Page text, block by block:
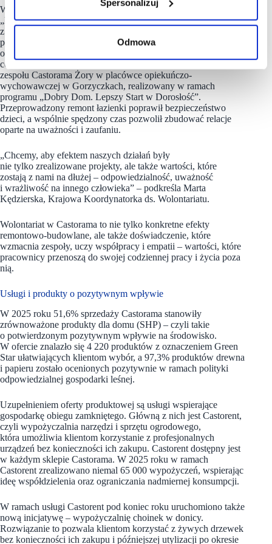
Spersonalizuj
Odmowa
W 2025 roku Fundacja Castorama uruchomiła nowy program
„Dobry Dom. Lepszy Start”, skierowany do dzieci i młodzieży
z pieczy zastępczej. Inicjatywa łączy działania wolontariackie
pracowników Castorama z długofalowym wsparciem placówek
opiekuńczo-wychowawczych, odpowiadając na ich realne,
codzienne potrzeby. Jednym z takich działań był projekt
zespołu Castorama Żory w placówce opiekuńczo-
wychowawczej w Gorzyczkach, realizowany w ramach
programu „Dobry Dom. Lepszy Start w Dorosłość”.
Przeprowadzony remont łazienki poprawił bezpieczeństwo
dzieci, a wspólnie spędzony czas pozwolił zbudować relacje
oparte na uważności i zaufaniu.
„Chcemy, aby efektem naszych działań były
nie tylko zrealizowane projekty, ale także wartości, które
zostają z nami na dłużej – odpowiedzialność, uważność
i wrażliwość na innego człowieka” – podkreśla Marta
Kędzierska, Krajowa Koordynatorka ds. Wolontariatu.
Wolontariat w Castorama to nie tylko konkretne efekty
remontowo-budowlane, ale także doświadczenie, które
wzmacnia zespoły, uczy współpracy i empatii – wartości, które
pracownicy przenoszą do swojej codziennej pracy i życia poza
nią.
Usługi i produkty o pozytywnym wpływie
W 2025 roku 51,6% sprzedaży Castorama stanowiły
zrównoważone produkty dla domu (SHP) – czyli takie
o potwierdzonym pozytywnym wpływie na środowisko.
W ofercie znalazło się 4 220 produktów z oznaczeniem Green
Star ułatwiających klientom wybór, a 97,3% produktów drewna
i papieru zostało ocenionych pozytywnie w ramach polityki
odpowiedzialnej gospodarki leśnej.
Uzupełnieniem oferty produktowej są usługi wspierające
gospodarkę obiegu zamkniętego. Główną z nich jest Castorent,
czyli wypożyczalnia narzędzi i sprzętu ogrodowego,
która umożliwia klientom korzystanie z profesjonalnych
urządzeń bez konieczności ich zakupu. Castorent dostępny jest
w każdym sklepie Castorama. W 2025 roku w ramach
Castorent zrealizowano niemal 65 000 wypożyczeń, wspierając
ideę współdzielenia oraz ograniczania nadmiernej konsumpcji.
W ramach usługi Castorent pod koniec roku uruchomiono także
nową inicjatywę – wypożyczalnię choinek w donicy.
Rozwiązanie to pozwala klientom korzystać z żywych drzewek
bez konieczności ich zakupu i późniejszej utylizacji po okresie